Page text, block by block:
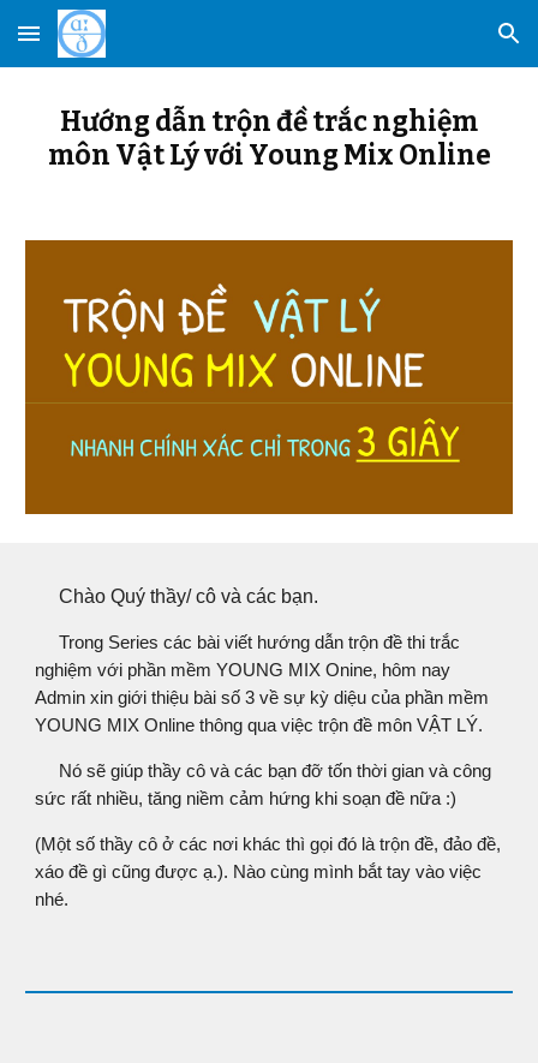
Skip to main content Skip to navigation
Hướng dẫn trộn đề trắc nghiệm
môn Vật Lývới Young Mix Online
Chào Quý thầy/ cô và các bạn.
Trong Series các bài viết hướng dẫn trộn đề thi trắc
nghiệm với phần mềm YOUNG MIX Onine, hôm nay
Admin xin giới thiệu bài số3 về sự kỳ diệu của phần mềm
YOUNG MIX Online thông qua việc trộn đề mônVẬT LÝ.
Nó sẽ giúp thầy cô và các bạn đỡ tốn thời gian và công
sức rất nhiều, tăng niềm cảm hứng khi soạn đề nữa :)
(Một số thầy cô ở các nơi khác thì gọi đó là trộn đề, đảo đề,
xáo đề gì cũng được ạ.). Nào cùng mình bắt tay vào việc
nhé.